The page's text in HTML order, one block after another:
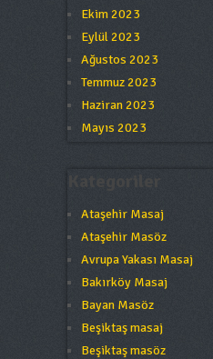
Ekim 2023
Eylül 2023
Ağustos 2023
Temmuz 2023
Haziran 2023
Mayıs 2023
Ataşehir Masaj
Ataşehir Masöz
Avrupa Yakası Masaj
Bakırköy Masaj
Bayan Masöz
Beşiktaş masaj
Beşiktaş masöz